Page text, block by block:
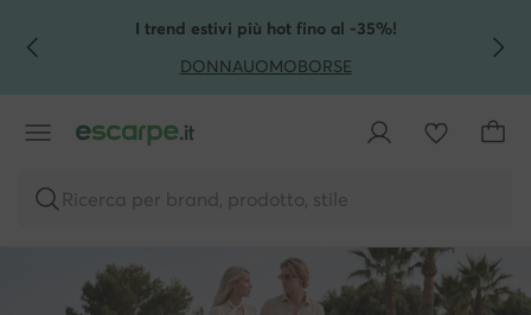
VAI AL CONTENUTO PRINCIPALE
VAI ALLA RICERCAI trend estivi più hot fino al -35%!
DONNAUOMOBORSE
Ricerca per brand, prodotto, stile